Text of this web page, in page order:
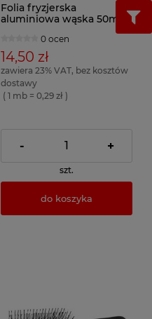
Folia fryzjerska
aluminiowa wąska 50m
0 ocen
14,50 zł
zawiera 23% VAT, bez kosztów
dostawy
( 1 mb = 0,29 zł )
- +
szt.
do koszyka